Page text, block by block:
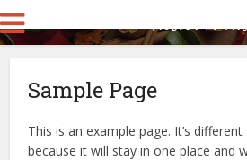
Sample Page
This is an example page. It’s
because it will stay in one place and